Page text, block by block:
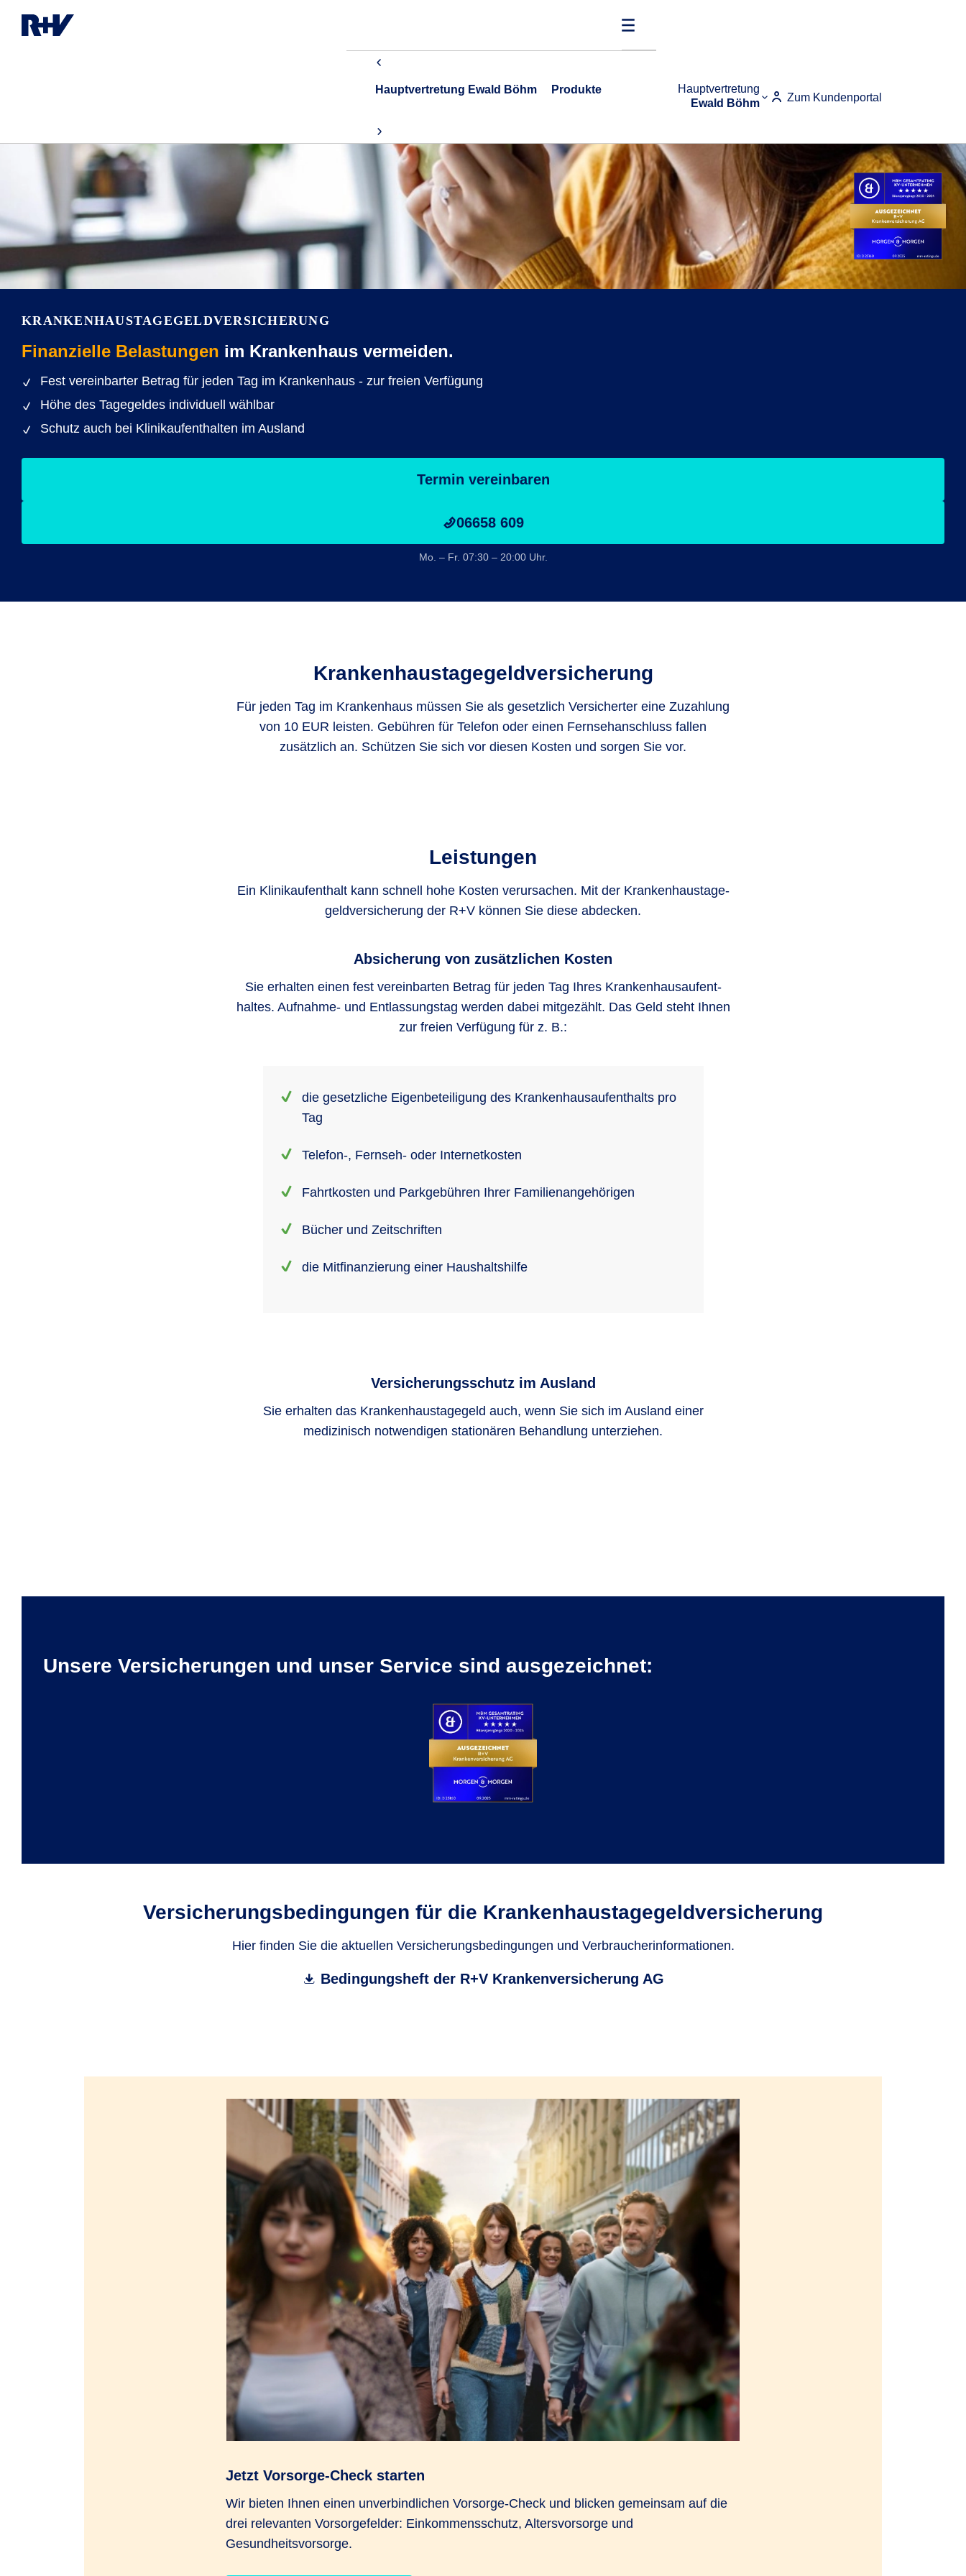
Hauptvertretung
Ewald Böhm
Zum Kundenportal
Hauptvertretung Ewald Böhm Produkte
KRANKENHAUSTAGE­GELDVERSICHERUNG
Finanzielle Belastungen im Krankenhaus vermeiden.
Fest vereinbarter Betrag für jeden Tag im Krankenhaus - zur freien Verfügung
Höhe des Tagegeldes individuell wählbar
Schutz auch bei Klinikaufenthalten im Ausland
Termin vereinbaren
06658 609
Mo. – Fr. 07:30 – 20:00 Uhr.
Krankenhaustage­geldversicherung
Für jeden Tag im Krankenhaus müssen Sie als gesetzlich Versicherter eine Zuzahlung
von 10 EUR leisten. Gebühren für Telefon oder einen Fernsehanschluss fallen
zusätzlich an. Schützen Sie sich vor diesen Kosten und sorgen Sie vor.
Leistungen
Ein Klinik­aufenthalt kann schnell hohe Kosten verur­sachen. Mit der Kranken­haus­tage­
geld­versi­cherung der R+V können Sie diese abdecken.
Absicherung von zusätzlichen Kosten
Sie erhalten einen fest vereinbarten Betrag für jeden Tag Ihres Kranken­hausaufent­
haltes. Aufnahme- und Entlassungstag werden dabei mitgezählt. Das Geld steht Ihnen
zur freien Verfügung für z. B.:
die gesetzliche Eigenbe­teiligung des Kranken­haus­aufent­halts pro
Tag
Telefon-, Fernseh- oder Internetkosten
Fahrt­kosten und Park­gebühren Ihrer Familien­ange­hörigen
Bücher und Zeitschriften
die Mitfinan­zierung einer Haushalts­hilfe
Versicherungsschutz im Ausland
Sie erhalten das Krankenhaustagegeld auch, wenn Sie sich im Ausland einer
medizinisch notwendigen stationären Behandlung unterziehen.
Unsere Versicherungen und unser Service sind ausgezeichnet:
Versicherungs­bedingungen für die Krankenhaustagegeld­versicherung
Hier finden Sie die aktuellen Versicherungsbedingungen und Verbraucherinformationen.
Bedingungsheft der R+V Krankenversicherung AG
Jetzt Vorsorge-Check starten
Wir bieten Ihnen einen unverbindlichen Vorsorge-Check und blicken gemeinsam auf die
drei relevanten Vorsorgefelder: Einkommensschutz, Altersvorsorge und
Gesundheitsvorsorge.